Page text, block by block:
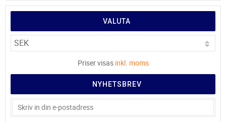
VALUTA
Priser visas inkl. moms
NYHETSBREV